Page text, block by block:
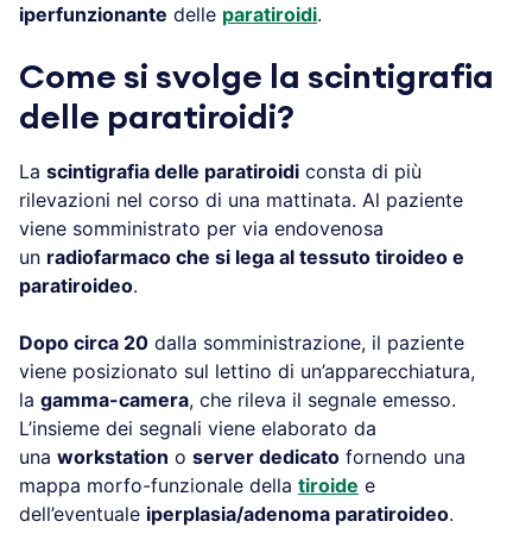
iperfunzionante delle paratiroidi.
Come si svolge la scintigrafia
delle paratiroidi?
La scintigrafia delle paratiroidi consta di più
rilevazioni nel corso di una mattinata. Al paziente
viene somministrato per via endovenosa
un radiofarmaco che si lega al tessuto tiroideo e
paratiroideo.
Dopo circa 20 dalla somministrazione, il paziente
viene posizionato sul lettino di un’apparecchiatura,
la gamma-camera, che rileva il segnale emesso.
L’insieme dei segnali viene elaborato da
una workstation o server dedicato fornendo una
mappa morfo-funzionale della tiroide e
dell’eventuale iperplasia/adenoma paratiroideo.